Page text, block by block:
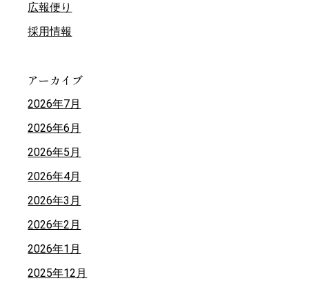
広報便り
採用情報
アーカイブ
2026年7月
2026年6月
2026年5月
2026年4月
2026年3月
2026年2月
2026年1月
2025年12月